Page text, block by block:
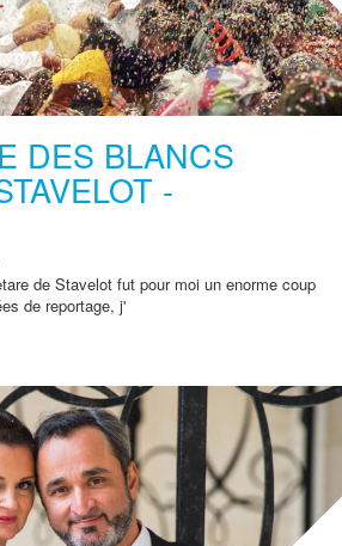
DES BLANCS
-
de Stavelot fut pour moi un enorme coup
de reportage, j'